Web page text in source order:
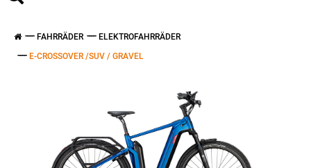
FAHRRÄDER
ELEKTROFAHRRÄDER
E-CROSSOVER /SUV / GRAVEL